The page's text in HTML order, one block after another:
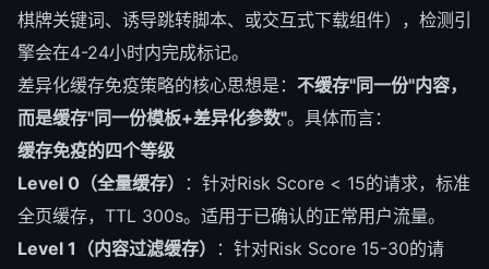
棋牌关键词、诱导跳转脚本、或交互式下载组件），检测引
擎会在4-24小时内完成标记。
差异化缓存免疫策略的核心思想是： 不缓存"同一份"内容，
而是缓存"同一份模板+差异化参数"。具体而言：
缓存免疫的四个等级
Level 0（全量缓存）
：针对Risk Score < 15的请求，标准
全页缓存，TTL 300s。适用于已确认的正常用户流量。
Level 1（内容过滤缓存）
：针对Risk Score 15-30的请